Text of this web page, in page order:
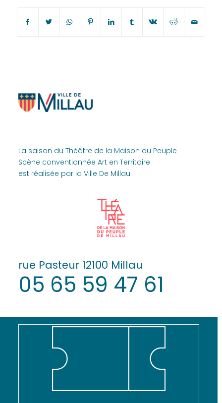
La saison du Théâtre de la Maison du Peuple
Scène conventionnée Art en Territoire
est réalisée par la Ville De Millau
rue Pasteur 12100 Millau
05 65 59 47 61